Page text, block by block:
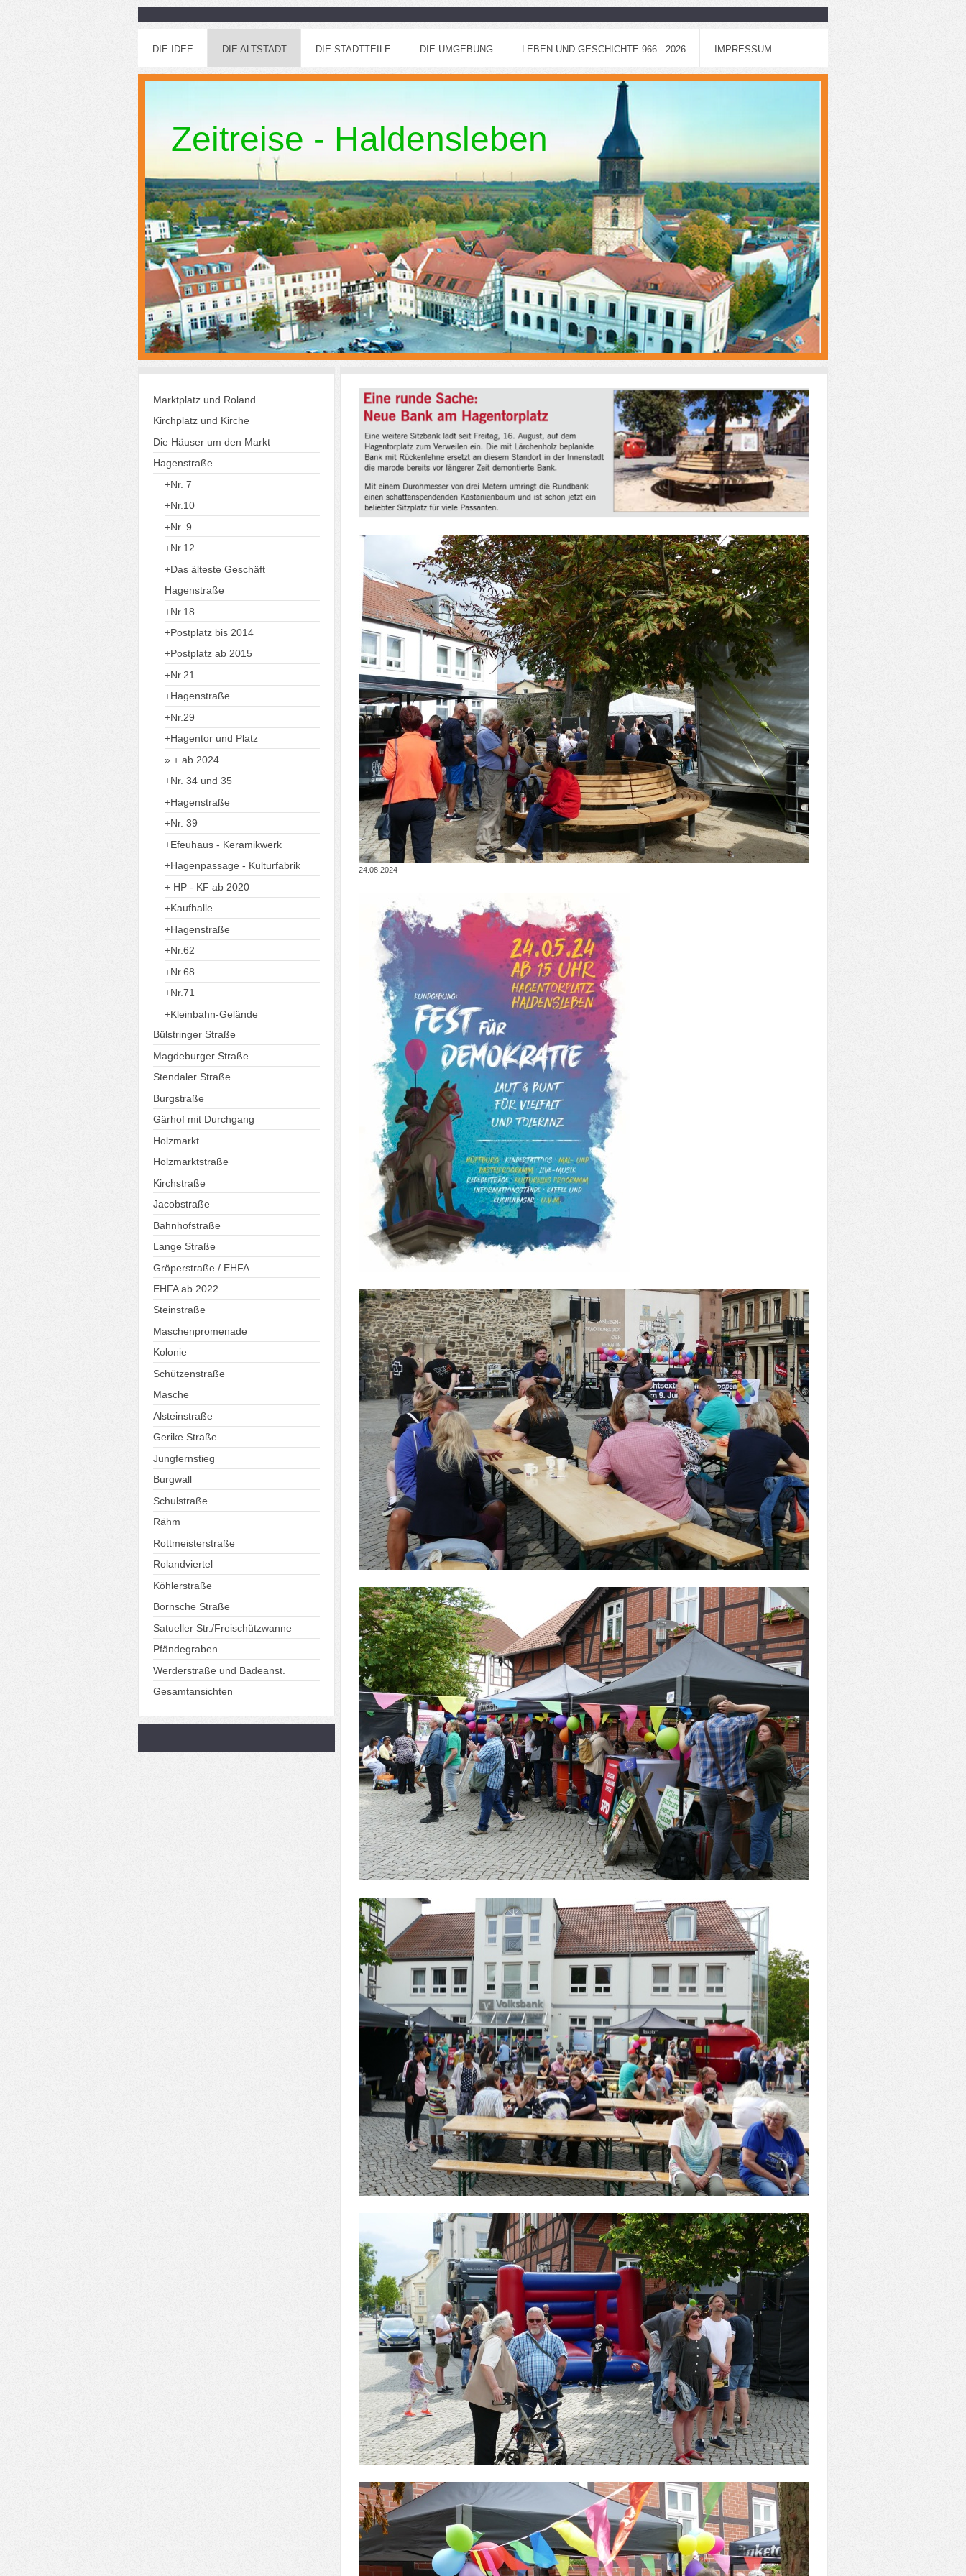
DIE IDEE DIE ALTSTADT DIE STADTTEILE DIE UMGEBUNG LEBEN UND GESCHICHTE 966 - 2026 IMPRESSUM
Zeitreise - Haldensleben
24.08.2024
Marktplatz und Roland
Kirchplatz und Kirche
Die Häuser um den Markt
Hagenstraße
+Nr. 7
+Nr.10
+Nr. 9
+Nr.12
+Das älteste Geschäft
Hagenstraße
+Nr.18
+Postplatz bis 2014
+Postplatz ab 2015
+Nr.21
+Hagenstraße
+Nr.29
+Hagentor und Platz
+ ab 2024
+Nr. 34 und 35
+Hagenstraße
+Nr. 39
+Efeuhaus - Keramikwerk
+Hagenpassage - Kulturfabrik
+ HP - KF ab 2020
+Kaufhalle
+Hagenstraße
+Nr.62
+Nr.68
+Nr.71
+Kleinbahn-Gelände
Bülstringer Straße
Magdeburger Straße
Stendaler Straße
Burgstraße
Gärhof mit Durchgang
Holzmarkt
Holzmarktstraße
Kirchstraße
Jacobstraße
Bahnhofstraße
Lange Straße
Gröperstraße / EHFA
EHFA ab 2022
Steinstraße
Maschenpromenade
Kolonie
Schützenstraße
Masche
Alsteinstraße
Gerike Straße
Jungfernstieg
Burgwall
Schulstraße
Rähm
Rottmeisterstraße
Rolandviertel
Köhlerstraße
Bornsche Straße
Satueller Str./Freischützwanne
Pfändegraben
Werderstraße und Badeanst.
Gesamtansichten